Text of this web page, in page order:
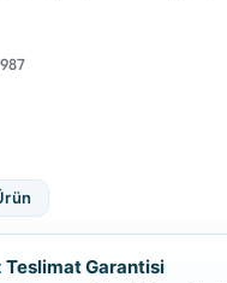
Teslimat Garantisi